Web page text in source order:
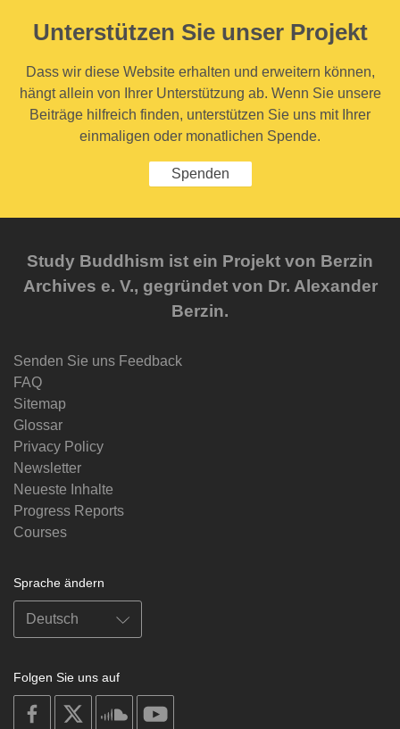
Unterstützen Sie unser Projekt
Dass wir diese Website erhalten und erweitern können,
hängt allein von Ihrer Unterstützung ab. Wenn Sie unsere
Beiträge hilfreich finden, unterstützen Sie uns mit Ihrer
einmaligen oder monatlichen Spende.
Spenden
Study Buddhism ist ein Projekt von Berzin
Archives e. V., gegründet von Dr. Alexander
Berzin.
Senden Sie uns Feedback
FAQ
Sitemap
Glossar
Privacy Policy
Newsletter
Neueste Inhalte
Progress Reports
Courses
Sprache ändern
Folgen Sie uns auf
on
facebook
soundcloud